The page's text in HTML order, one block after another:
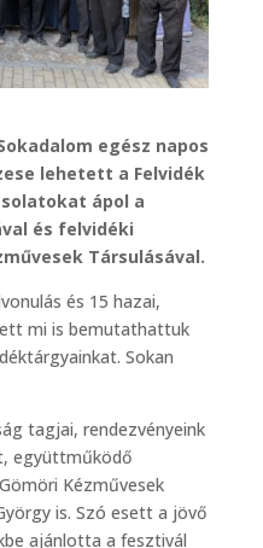
egész napos
lehetett a Felvidék
ápol a
és felvidéki
Társulásával.
és 15 hazai,
mi is bemutathattuk
Sokan
tagjai, rendezvényeink
együttműködő
Kézművesek
is. Szó esett a jövő
ajánlotta a fesztivál